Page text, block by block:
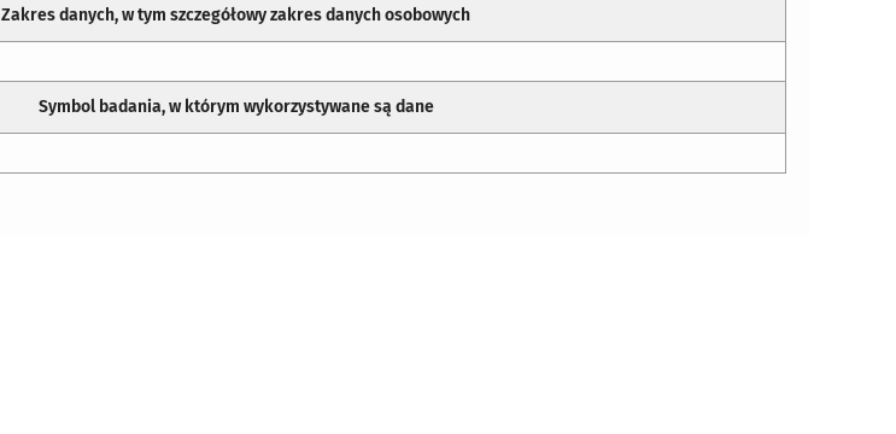
Zakres danych, w tym szczegółowy zakres danych osobowych
Symbol badania, w którym wykorzystywane są dane